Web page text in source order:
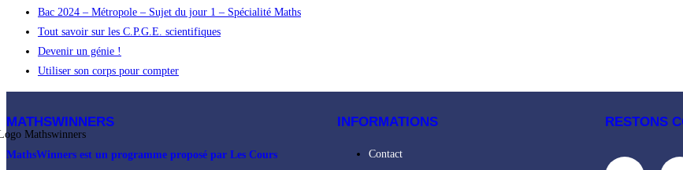
Bac 2024 – Métropole – Sujet du jour 1 – Spécialité Maths
Tout savoir sur les C.P.G.E. scientifiques
Devenir un génie !
Utiliser son corps pour compter
MATHSWINNERS
MathsWinners est un programme proposé par Les Cours
INFORMATIONS
Contact
RESTONS